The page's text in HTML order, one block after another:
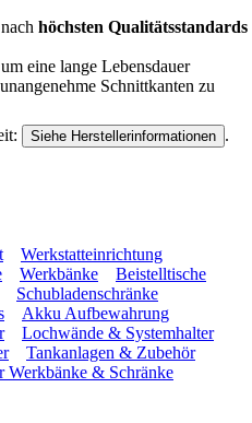
höchsten Qualitätsstandards
eine lange Lebensdauer
Schnittkanten zu
Siehe Herstellerinformationen .
Werkstatteinrichtung
Werkbänke
Beistelltische
Schubladenschränke
Akku Aufbewahrung
Lochwände & Systemhalter
Tankanlagen & Zubehör
Werkbänke & Schränke